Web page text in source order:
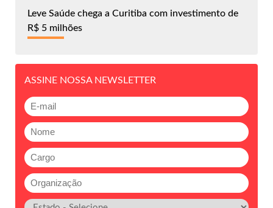
Leve Saúde chega a Curitiba com investimento de
R$ 5 milhões
ASSINE NOSSA NEWSLETTER